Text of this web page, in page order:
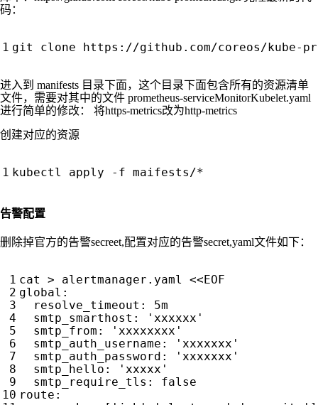
码：
进入到 manifests 目录下面，这个目录下面包含所有的资源清单
文件，需要对其中的文件 prometheus-serviceMonitorKubelet.yaml
进行简单的修改： 将https-metrics改为http-metrics
创建对应的资源
告警配置
删除掉官方的告警secreet,配置对应的告警secret,yaml文件如下：
cat > alertmanager.yaml <<EOF
global :
resolve_timeout :
5m
smtp_smarthost :
'xxxxxx'
smtp_from :
'xxxxxxxx'
smtp_auth_username :
'xxxxxxx'
smtp_auth_password :
'xxxxxxx'
smtp_hello :
'xxxxx'
smtp_require_tls :
false
route :